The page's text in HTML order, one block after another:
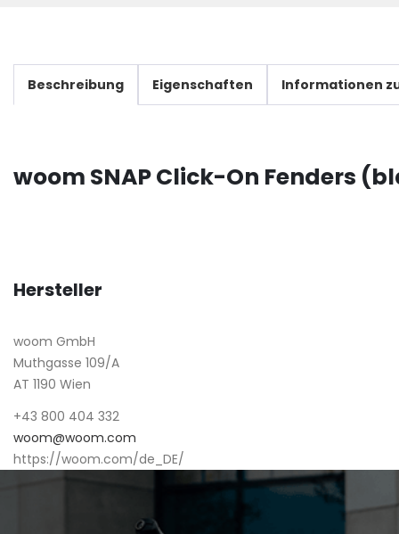
Beschreibung Eigenschaften Informationen
woom SNAP Click-On Fenders
Hersteller
woom GmbH
Muthgasse 109/A
AT 1190 Wien
+43 800 404 332
woom@woom.com
https://woom.com/de_DE/